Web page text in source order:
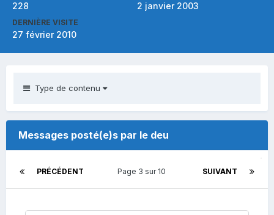
228 2 janvier 2003
DERNIÈRE VISITE
27 février 2010
Type de contenu
Messages posté(e)s par le deu
PRÉCÉDENT SUIVANT
Page 3 sur 10